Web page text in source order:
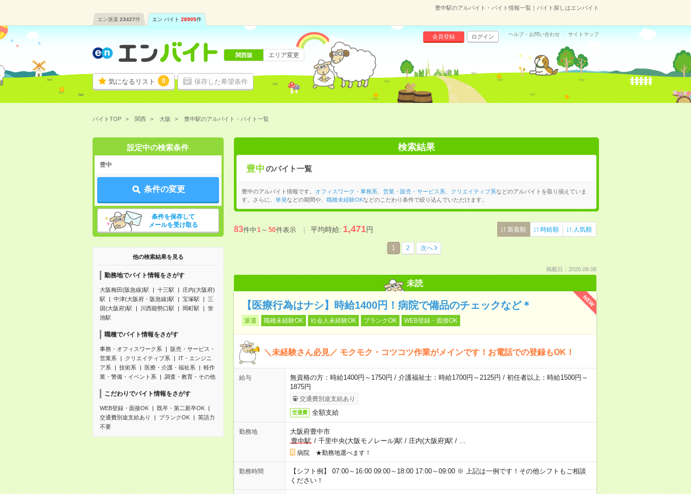
豊中駅のアルバイト・バイト情報一覧｜バイト探しはエンバイト
エン派遣 23427件 エン バイト 28905件
気になるリスト 0 保存した希望条件
会員登録 ログイン ヘルプ・お問い合わせ サイトマップ
関西版 エリア変更
バイトTOP 関西 大阪 豊中駅のアルバイト・バイト一覧
設定中の検索条件
豊中
条件の変更
条件を保存して
メールを受け取る
他の検索結果を見る
勤務地でバイト情報をさがす
大阪梅田(阪急線)駅 十三駅
庄内(大阪府)
駅
中津(大阪府・阪急線)駅 宝塚駅
三
国(大阪府)駅
川西能勢口駅 岡町駅
蛍
池駅
職種でバイト情報をさがす
事務・オフィスワーク系
販売・サービス・
営業系
クリエイティブ系
IT・エンジニ
ア系
技術系 医療・介護・福祉系
軽作
業・警備・イベント系
調査・教育・その他
こだわりでバイト情報をさがす
WEB登録・面接OK
既卒・第二新卒OK
交通費別途支給あり
ブランクOK
英語力
不要
検索結果
豊中のバイト一覧
豊中のアルバイト情報です。 オフィスワーク・事務系 営業・販売・サービス系 クリエイティブ系などのアルバイトを取り揃えていま
す。さらに、
単発などの期間や、 職種未経験OKなどのこだわり条件で絞り込んでいただけます。
83件中1～50件表示 平均時給:1,471円 新着順 時給順 人気順
1 2 次へ
掲載日：2026.08.08
未読
NEW
【医療行為はナシ】時給1400円！病院で備品のチェックなど＊
派遣 職種未経験OK 社会人未経験OK ブランクOK WEB登録・面接OK
＼未経験さん必見／ モクモク・コツコツ作業がメインです！お電話での登録もOK！
給与
無資格の方：時給1400円～1750円 / 介護福祉士：時給1700円～2125円 / 初任者以上：時給1500円～
1875円
交通費別途支給あり
交通費 全額支給
勤務地
大阪府豊中市
豊中駅/ 千里中央(大阪モノレール)駅 / 庄内(大阪府)駅 /
病院 ★勤務地選べます！
勤務時間
【シフト例】 07:00～16:00 09:00～18:00 17:00～09:00 ※ 上記は一例です！その他シフトもご相談
ください！